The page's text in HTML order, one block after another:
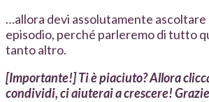
…allora devi assolutamente
episodio, perché parleremo di tutto
tanto altro.
[Importante!] Ti è piaciuto? Allora
condividi, ci aiuterai a crescere!